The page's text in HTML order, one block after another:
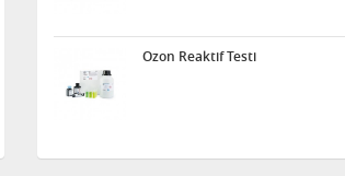
Ozon Reaktif Testi